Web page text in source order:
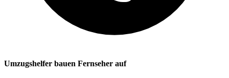
Umzugshelfer bauen Fernseher auf